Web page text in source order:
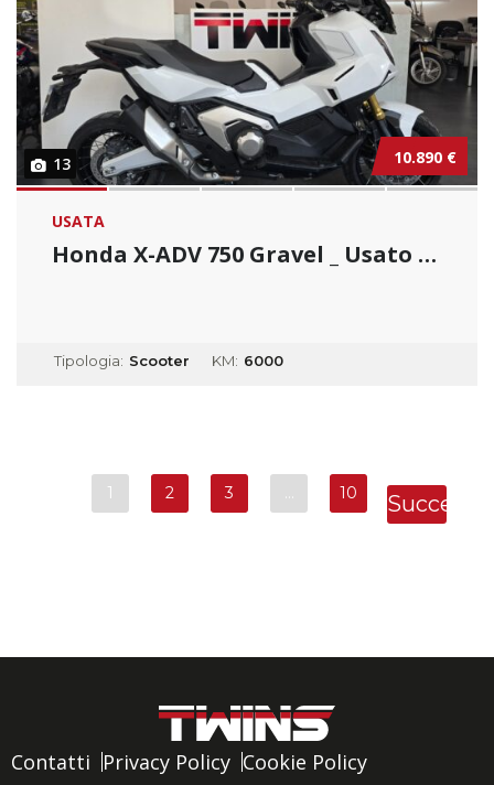
13 10.890 €
USATA
Honda X-ADV 750 Gravel _ Usato Permutabile.....
Tipologia: Scooter KM: 6000
1 2 3 … 10
Contatti Privacy Policy Cookie Policy